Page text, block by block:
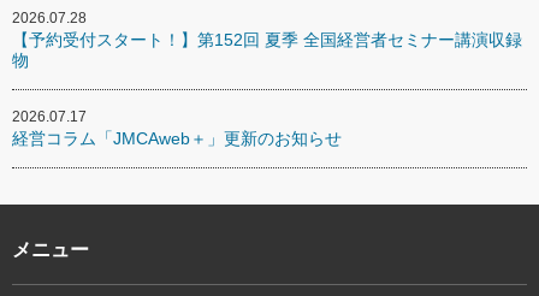
2026.07.28
【予約受付スタート！】第152回 夏季 全国経営者セミナー講演収録
物
2026.07.17
経営コラム「JMCAweb＋」更新のお知らせ
メニュー